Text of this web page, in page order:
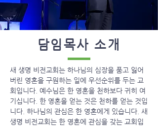
​담임목사 소개
새 생명 비전교회는 하나님의 심장을 품고 잃어
버린 영혼을 구원하는 일에 우선순위를 두는 교
회입니다. 예수님은 한 영혼을 천하보다 귀히 여
기십니다. 한 영혼을 얻는 것은 천하를 얻는 것입
니다. 하나님의 관심은 한 영혼에게 있습니다. 새
생명 비전교회는 한 영혼에 관심을 갖는 교회입